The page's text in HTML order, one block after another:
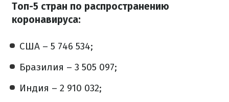
Топ-5 стран по распространению
коронавируса:
США – 5 746 534;
Бразилия – 3 505 097;
Индия – 2 910 032;